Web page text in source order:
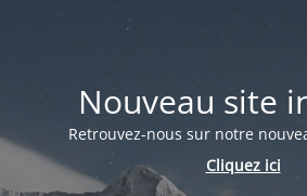
Nouveau site
Retrouvez-nous sur notre
Cliquez ici